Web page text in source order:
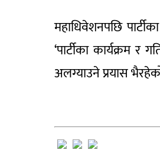
महाधिवेशनपछि
‘पार्टीका कार्यक्रम
अलग्याउने प्रयास